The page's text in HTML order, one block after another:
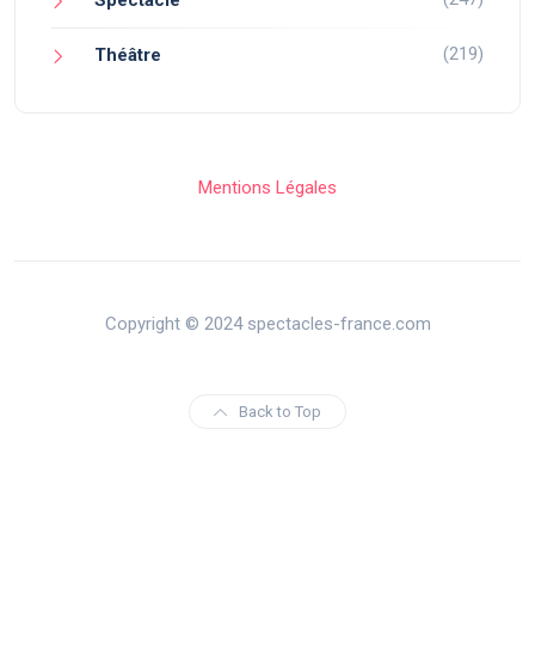
Théâtre (219)
Mentions Légales
Copyright © 2024 spectacles-france.com
Back to Top